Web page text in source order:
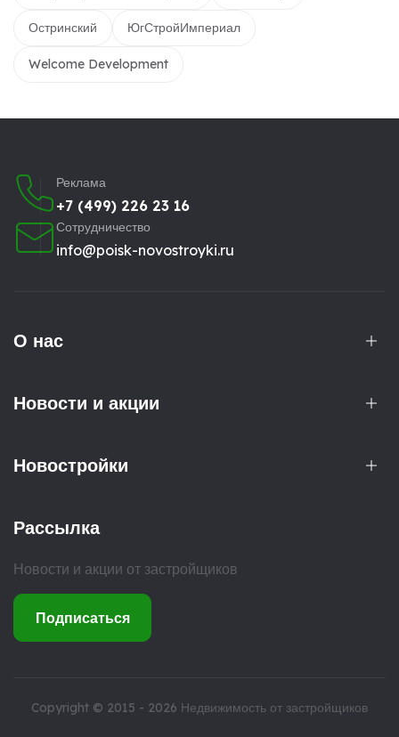
Остринский ЮгСтройИмпериал
Welcome Development
Реклама
+7 (499) 226 23 16
Сотрудничество
info@poisk-novostroyki.ru
О нас
Новости и акции
Новостройки
Рассылка
Новости и акции от застройщиков
Подписаться
Copyright © 2015 - 2026 Недвижимость от застройщиков